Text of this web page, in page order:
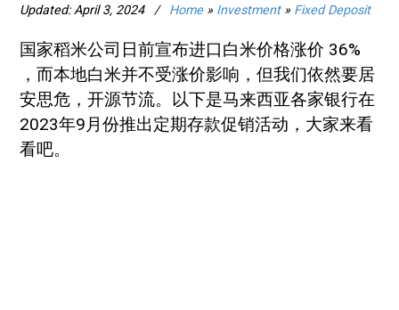
Updated: April 3, 2024 / Home» Investment» Fixed Deposit
国家稻米公司日前宣布进口白米价格涨价 36%
，而本地白米并不受涨价影响，但我们依然要居
安思危，开源节流。以下是马来西亚各家银行在
2023年9月份推出定期存款促销活动，大家来看
看吧。